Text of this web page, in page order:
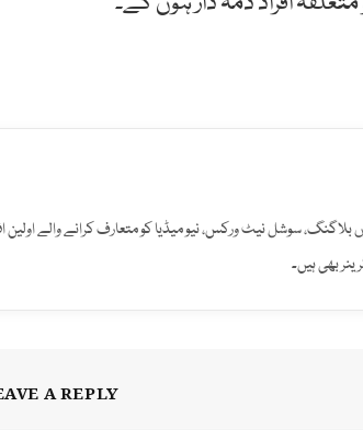
سوشل نیٹ ورکس، نیو میڈیا کو متعارف کرانے والے اولین
بھی ہیں۔
A REPLY